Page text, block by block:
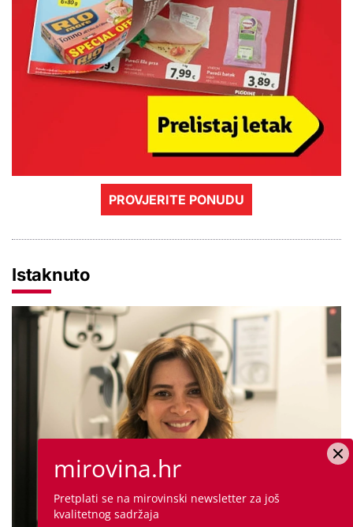
PROVJERITE PONUDU
Istaknuto
mirovina.hr
Pretplati se na mirovinski newsletter za još
kvalitetnog sadržaja